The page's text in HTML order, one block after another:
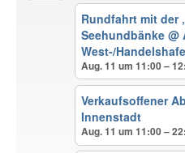
Rundfahrt mit der
Seehundbänke@
West-/
Aug. 11 um 11:00 –
Verkaufsoffener
Innenstadt
Aug. 11 um 11:00 –